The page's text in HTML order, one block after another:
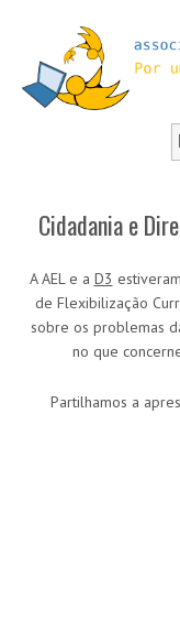
Cidadania e
A AEL e a D3
de Flexibilização
sobre os problemas
no que
Partilhamos a